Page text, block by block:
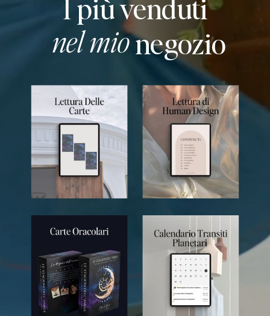
I più venduti
nel mionegozio